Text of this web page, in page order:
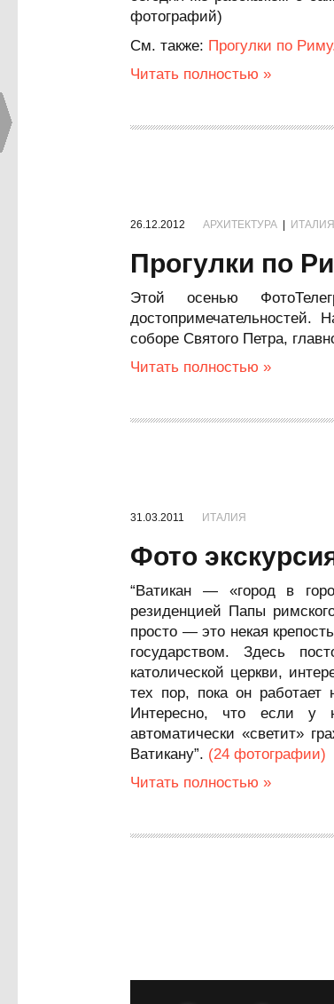
фотографий)
См. также: Прогулки по
Читать полностью »
26.12.2012 АРХИТЕКТУРА ИТАЛИЯ
Прогулки по
Этой осенью
соборе Святого Петра,
Читать полностью »
31.03.2011 ИТАЛИЯ
Фото
“Ватикан — «город в
резиденцией Папы
просто — это некая
государством. Здесь
католической церкви,
тех пор, пока он
Интересно, что если у
автоматически «светит»
Ватикану”. (24 фотографии)
Читать полностью »